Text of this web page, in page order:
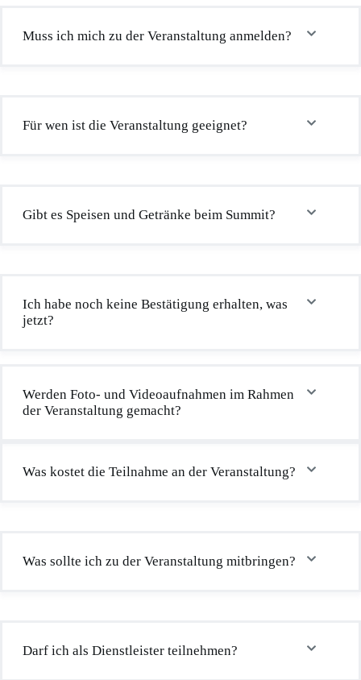
Muss ich mich zu der Veranstaltung anmelden?
Für wen ist die Veranstaltung geeignet?
Gibt es Speisen und Getränke beim Summit?
Ich habe noch keine Bestätigung erhalten, was
jetzt?
Werden Foto- und Videoaufnahmen im Rahmen
der Veranstaltung gemacht?
Was kostet die Teilnahme an der Veranstaltung?
Was sollte ich zu der Veranstaltung mitbringen?
Darf ich als Dienstleister teilnehmen?